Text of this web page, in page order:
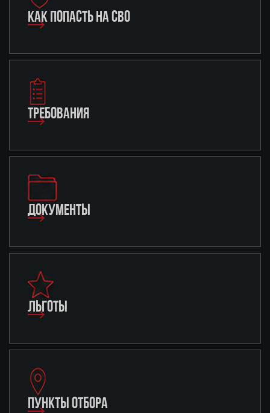
КАК ПОПАСТЬ НА СВО
ТРЕБОВАНИЯ
ДОКУМЕНТЫ
ЛЬГОТЫ
ПУНКТЫ ОТБОРА